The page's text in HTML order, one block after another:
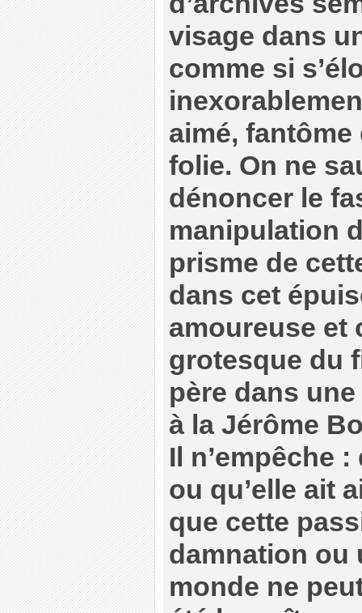
visage dans
comme si
aimé, fantôme
folie. On ne
dénoncer le
manipulation
prisme de
dans cet
amoureuse et
grotesque du
père dans
à la Jérôme
Il n’empêche :
ou qu’elle ait
que cette
damnation ou
monde ne